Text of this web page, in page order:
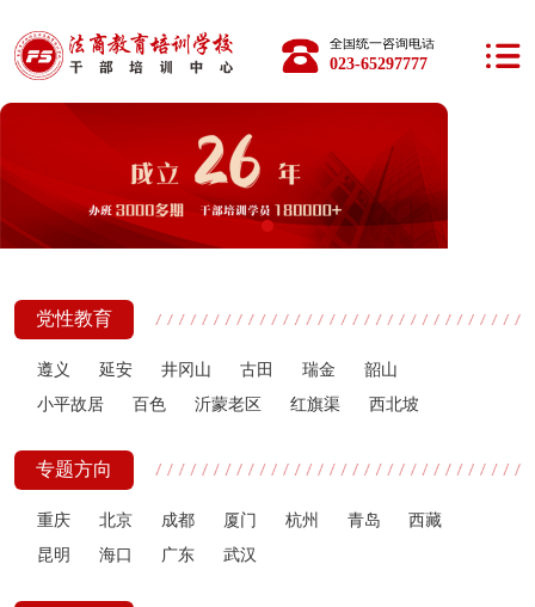
全国统一咨询电话：
023-65297777
党性教育
遵义 延安 井冈山 古田 瑞金
韶山
小平故居
百色 沂蒙老区 红旗渠 西北坡
专题方向
重庆 北京 成都 厦门 杭州 青岛
西藏
昆明
海口 广东 武汉